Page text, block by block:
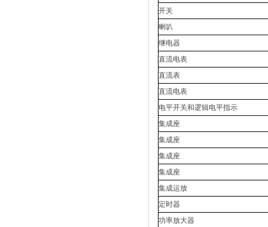
开关
喇叭
继电器
直流电表
直流表
直流电表
电平开关和逻辑电平指示
集成座
集成座
集成座
集成座
集成运放
定时器
功率放大器